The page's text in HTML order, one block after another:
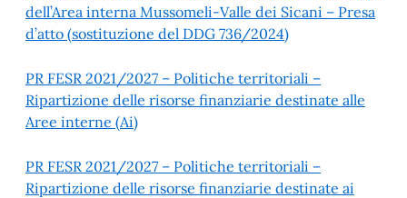
dell’Area interna Mussomeli-Valle dei Sicani – Presa
d’atto (sostituzione del DDG 736/2024)
PR FESR 2021/2027 – Politiche territoriali –
Ripartizione delle risorse finanziarie destinate alle
Aree interne (Ai)
PR FESR 2021/2027 – Politiche territoriali –
Ripartizione delle risorse finanziarie destinate ai